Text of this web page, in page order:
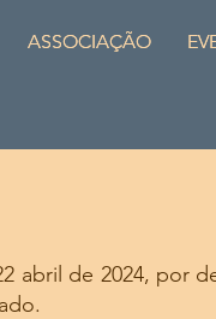
ASSOCIAÇÃO
ASSOCIAÇÃO
abril de 2024, por